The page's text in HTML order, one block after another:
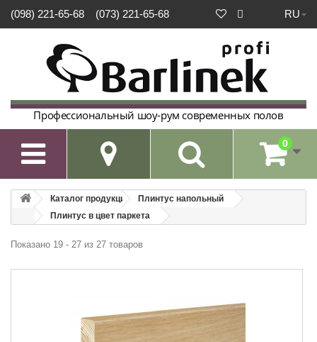
RU
(098) 221-65-68 (073) 221-65-68
Профессиональный шоу-рум современных полов
 0
Каталог продукции
Плинтус напольный
Плинтус в цвет паркета
Показано 19 - 27 из 27 товаров